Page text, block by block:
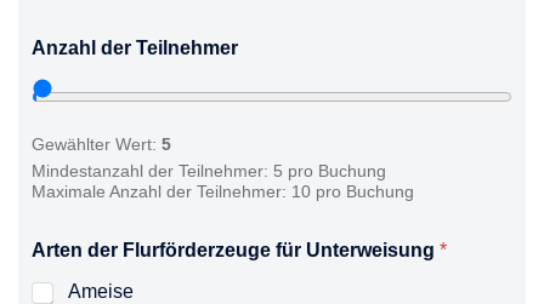
Anzahl der Teilnehmer
Gewählter Wert: 5
Mindestanzahl der Teilnehmer: 5 pro Buchung
Maximale Anzahl der Teilnehmer: 10 pro Buchung
Arten der Flurförderzeuge für Unterweisung *
Ameise